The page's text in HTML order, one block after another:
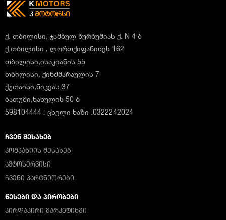
ქ. თბილისი, ჯამბულ წურწუმიას ქ. N 4 ბ
ქ.თბილისი , ლორთქიფანიძეს 162
თბილისი,ისაკიანის 55
თბილისი, ქინძმარაულის 7
ქუთაისი,ნიკეას 37
ბათუმი,ხახულის 50 ბ
598104444 : ცხელი ხაზი :0322242024
ᲩᲕᲔᲜ ᲨᲔᲡᲐᲮᲔᲑ
ᲙᲝᲛᲞᲐᲜᲘᲘᲡ ᲨᲔᲡᲐᲮᲔᲑ
ᲐᲕᲢᲝᲡᲔᲠᲕᲘᲡᲘ
ᲩᲕᲔᲜᲘ ᲞᲐᲠᲢᲜᲘᲝᲠᲔᲑᲘ
ᲬᲔᲡᲔᲑᲘ ᲓᲐ ᲞᲘᲠᲝᲑᲔᲑᲘ
ᲞᲘᲠᲓᲐᲞᲘᲠᲘ ᲛᲐᲠᲙᲔᲢᲘᲜᲒᲘ